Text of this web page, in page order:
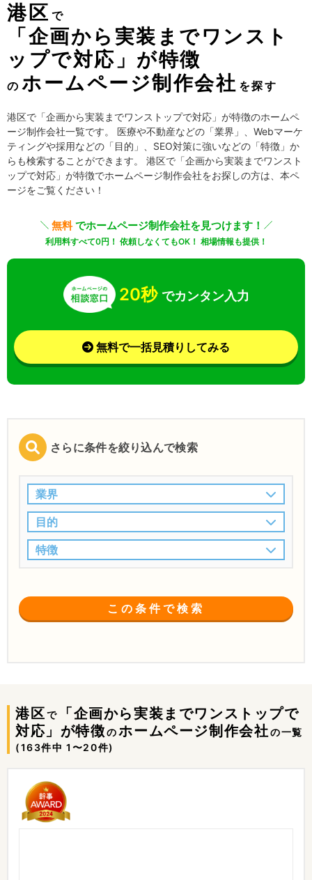
港区 で
「企画から実装までワンスト
ップで対応」が特徴
の ホームページ制作会社 を探す
港区で「企画から実装までワンストップで対応」が特徴のホームペ
ージ制作会社一覧です。 医療や不動産などの「業界」、Webマーケ
ティングや採用などの「目的」、SEO対策に強いなどの「特徴」か
らも検索することができます。 港区で「企画から実装までワンスト
ップで対応」が特徴でホームページ制作会社をお探しの方は、本ペ
ージをご覧ください！
無料でホームページ制作会社を見つけます！
利用料すべて0円！ 依頼しなくてもOK！ 相場情報も提供！
20秒 でカンタン入力
無料で一括見積りしてみる
さらに条件を絞り込んで検索
業界
目的
特徴
この条件で検索
港区で
「企画から実装までワンストップで
対応」が特徴の ホームページ制作会社の一覧
(163件中 1〜20件)